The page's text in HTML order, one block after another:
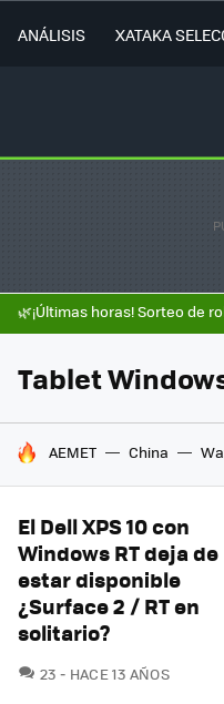
ANÁLISIS XATAKA
🌿¡Últimas horas! Sorteo de
Tablet
HOY SE HABLA DE
AEMET China
El Dell XPS 10 con
Windows RT deja de
estar disponible
¿Surface 2 / RT en
solitario?
23 COMENTARIOS
HACE 13 AÑOS